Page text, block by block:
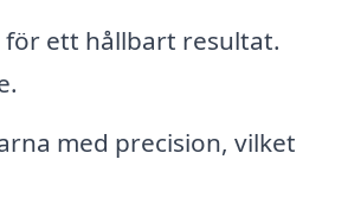
ett hållbart resultat.
med precision, vilket